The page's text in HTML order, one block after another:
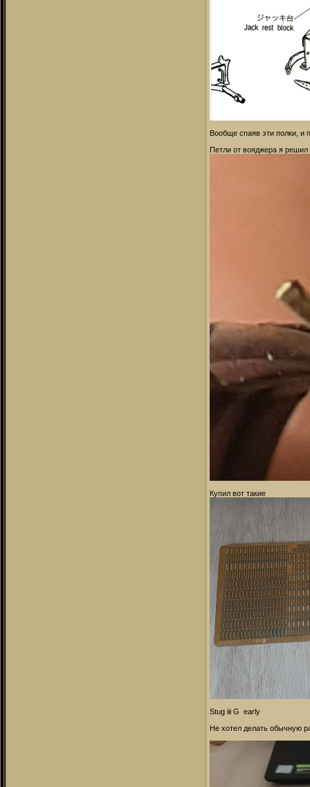
Вообще спаяв эти полки, и
Петли от вояджера я решил
Купил вот такие
Stug iii G early
Не хотел делать обычную